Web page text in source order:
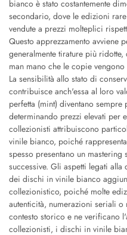
bianco è stato costantemente
secondario, dove le edizioni
vendute a prezzi molteplici
Questo apprezzamento avviene
generalmente tirature più
man mano che le copie
La sensibilità allo stato di
contribuisce anch'essa al loro
perfetta (mint) diventano
determinando prezzi elevati per
collezionisti attribuiscono
vinile bianco, poiché
spesso presentano un
successive. Gli aspetti legati alla
dei dischi in vinile bianco
collezionistico, poiché molte
autenticità, numerazioni seriali
contesto storico e ne verificano
collezionisti, i dischi in vinile